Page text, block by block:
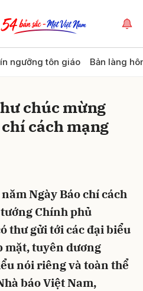
ngưỡng tôn giáo Bản làng
chúc mừng
cách mạng
Ngày Báo chí cách
Chính phủ
thư gửi tới các đại biểu
mặt, tuyên dương
nói riêng và toàn thể
báo Việt Nam,